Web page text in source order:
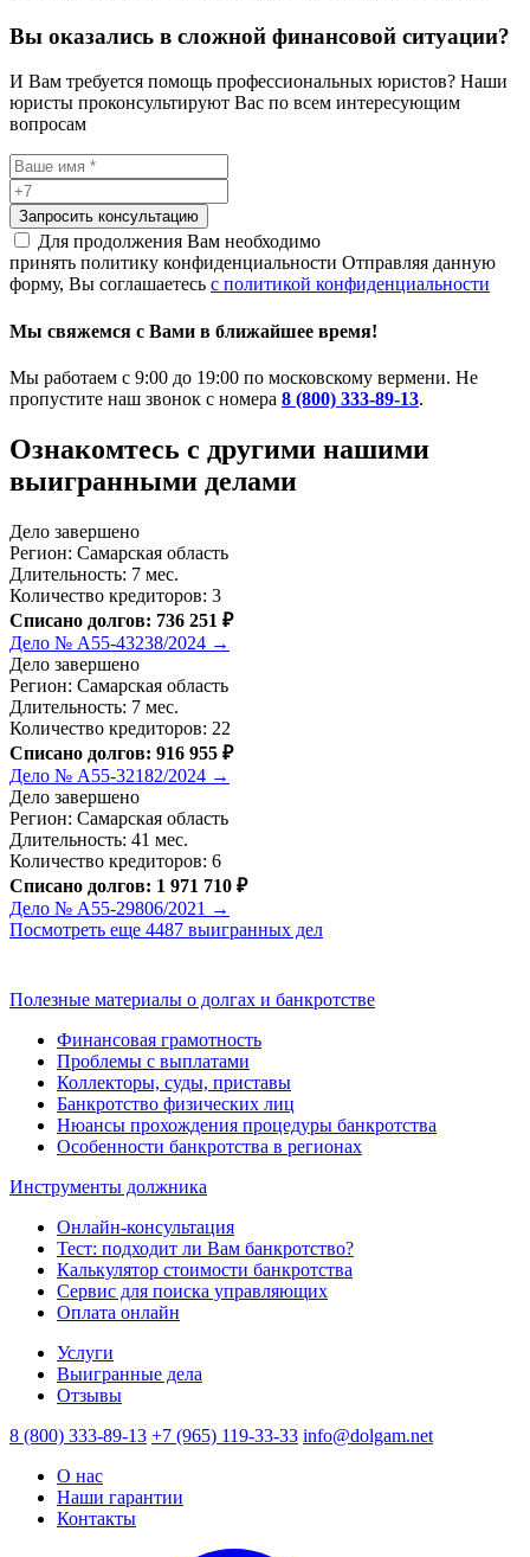
Вы оказались в сложной финансовой ситуации?
И Вам требуется помощь профессиональных юристов? Наши
юристы проконсультируют Вас по всем интересующим
вопросам
Запросить консультацию
Для продолжения Вам необходимо
принять политику конфиденциальности Отправляя данную
форму, Вы соглашаетесь с политикой конфиденциальности
Мы свяжемся с Вами в ближайшее время!
Мы работаем с 9:00 до 19:00 по московскому вермени. Не
пропустите наш звонок с номера 8 (800) 333-89-13.
Ознакомтесь c другими нашими
выигранными делами
Дело завершено
Регион: Самарская область
Длительность: 7 мес.
Количество кредиторов: 3
Списано долгов: 736 251 ₽
Дело № А55-43238/2024 →
Дело завершено
Регион: Самарская область
Длительность: 7 мес.
Количество кредиторов: 22
Списано долгов: 916 955 ₽
Дело № А55-32182/2024 →
Дело завершено
Регион: Самарская область
Длительность: 41 мес.
Количество кредиторов: 6
Списано долгов: 1 971 710 ₽
Дело № А55-29806/2021 →
Посмотреть еще 4487 выигранных дел
Полезные материалы о долгах и банкротстве
Финансовая грамотность
Проблемы с выплатами
Коллекторы, суды, приставы
Банкротство физических лиц
Нюансы прохождения процедуры банкротства
Особенности банкротства в регионах
Инструменты должника
Онлайн-консультация
Тест: подходит ли Вам банкротство?
Калькулятор стоимости банкротства
Сервис для поиска управляющих
Оплата онлайн
Услуги
Выигранные дела
Отзывы
8 (800) 333-89-13 +7 (965) 119-33-33 info@dolgam.net
О нас
Наши гарантии
Контакты